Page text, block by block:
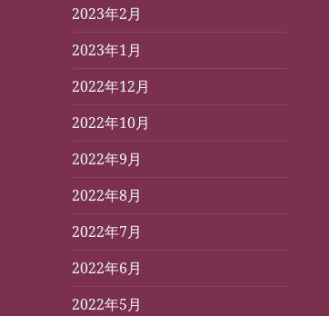
2023年2月
2023年1月
2022年12月
2022年10月
2022年9月
2022年8月
2022年7月
2022年6月
2022年5月